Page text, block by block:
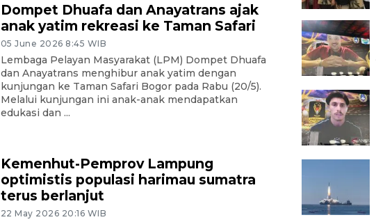
Dompet Dhuafa dan Anayatrans ajak
anak yatim rekreasi ke Taman Safari
05 June 2026 8:45 WIB
Lembaga Pelayan Masyarakat (LPM) Dompet Dhuafa
dan Anayatrans menghibur anak yatim dengan
kunjungan ke Taman Safari Bogor pada Rabu (20/5).
Melalui kunjungan ini anak-anak mendapatkan
edukasi dan ...
Kemenhut-Pemprov Lampung
optimistis populasi harimau sumatra
terus berlanjut
22 May 2026 20:16 WIB